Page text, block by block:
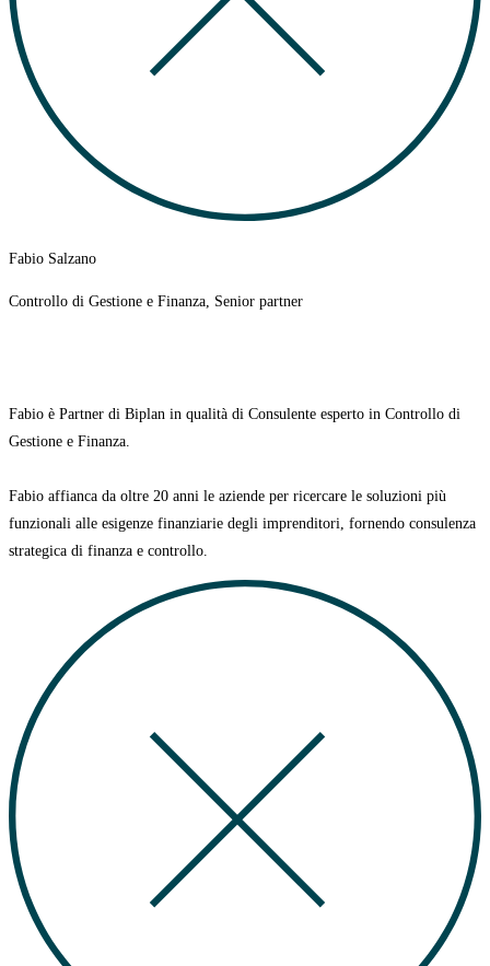
Fabio Salzano
Controllo di Gestione e Finanza, Senior partner
Fabio è Partner di Biplan in qualità di Consulente esperto in Controllo di
Gestione e Finanza.
Fabio affianca da oltre 20 anni le aziende per ricercare le soluzioni più
funzionali alle esigenze finanziarie degli imprenditori, fornendo consulenza
strategica di finanza e controllo.